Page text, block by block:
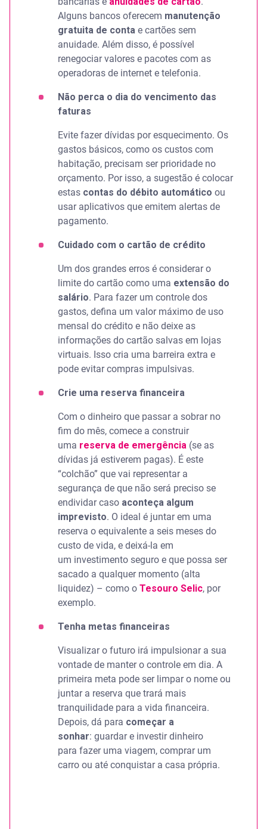
Alguns bancos oferecem manutenção
gratuita de conta e cartões sem
anuidade. Além disso, é possível
renegociar valores e pacotes com as
operadoras de internet e telefonia.
Não perca o dia do vencimento das
faturas
Evite fazer dívidas por esquecimento. Os
gastos básicos, como os custos com
habitação, precisam ser prioridade no
orçamento. Por isso, a sugestão é colocar
estas contas do débito automático ou
usar aplicativos que emitem alertas de
pagamento.
Cuidado com o cartão de crédito
Um dos grandes erros é considerar o
limite do cartão como uma extensão do
salário. Para fazer um controle dos
gastos, defina um valor máximo de uso
mensal do crédito e não deixe as
informações do cartão salvas em lojas
virtuais. Isso cria uma barreira extra e
pode evitar compras impulsivas.
Crie uma reserva financeira
Com o dinheiro que passar a sobrar no
fim do mês, comece a construir
uma reserva de emergência (se as
dívidas já estiverem pagas). É este
“colchão” que vai representar a
segurança de que não será preciso se
endividar caso aconteça algum
imprevisto. O ideal é juntar em uma
reserva o equivalente a seis meses do
custo de vida, e deixá-la em
um investimento seguro e que possa ser
sacado a qualquer momento (alta
liquidez) – como o Tesouro Selic, por
exemplo.
Tenha metas financeiras
Visualizar o futuro irá impulsionar a sua
vontade de manter o controle em dia. A
primeira meta pode ser limpar o nome ou
juntar a reserva que trará mais
tranquilidade para a vida financeira.
Depois, dá para começar a
sonhar: guardar e investir dinheiro
para fazer uma viagem, comprar um
carro ou até conquistar a casa própria.